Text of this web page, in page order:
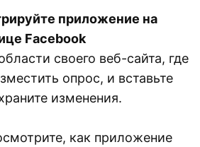
приложение на
Facebook
своего веб-сайта, где
опрос, и вставьте
изменения.
как приложение